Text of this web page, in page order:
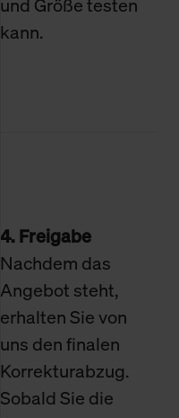
und Größe testen
kann.
4. Freigabe
Nachdem das
Angebot steht,
erhalten Sie von
uns den finalen
Korrekturabzug.
Sobald Sie die